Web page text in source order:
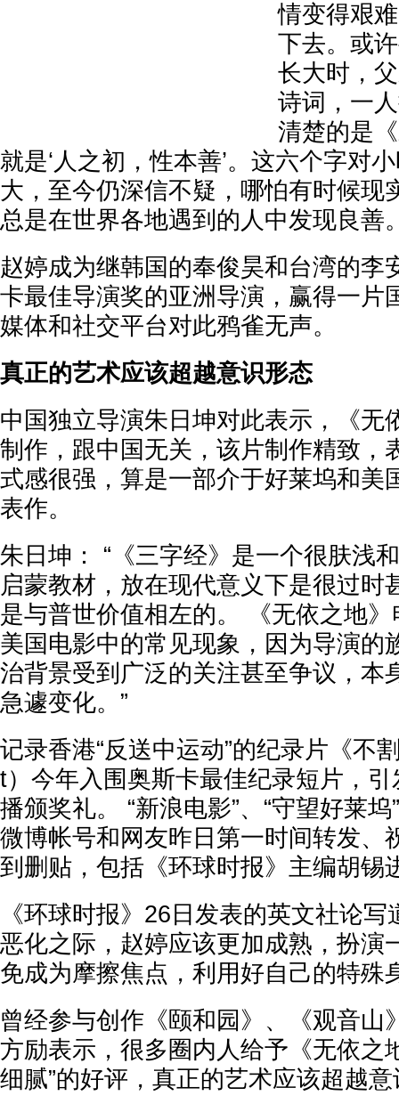
情变得艰
下去。或
长大时，
诗词，一
清楚的是
就是‘人之初，性本善’。这六个字对
大，至今仍深信不疑，哪怕有时候现
总是在世界各地遇到的人中发现良善
赵婷成为继韩国的奉俊昊和台湾的李
卡最佳导演奖的亚洲导演，赢得一片
媒体和社交平台对此鸦雀无声。
真正的艺术应该超越意识形态
中国独立导演朱日坤对此表示，《无
制作，跟中国无关，该片制作精致，
式感很强，算是一部介于好莱坞和美
表作。
朱日坤： “《三字经》是一个很肤浅
启蒙教材，放在现代意义下是很过时
是与普世价值相左的。 《无依之地
美国电影中的常见现象，因为导演的
治背景受到广泛的关注甚至争议，本
急遽变化。”
记录香港“反送中运动”的纪录片《不
t）今年入围奥斯卡最佳纪录短片，
播颁奖礼。 “新浪电影”、“守望好莱坞
微博帐号和网友昨日第一时间转发、
到删贴，包括《环球时报》主编胡锡
《环球时报》26日发表的英文社论
恶化之际，赵婷应该更加成熟，扮演
免成为摩擦焦点，利用好自己的特殊
曾经参与创作《颐和园》、《观音山
方励表示，很多圈内人给予《无依之
细腻”的好评，真正的艺术应该超越